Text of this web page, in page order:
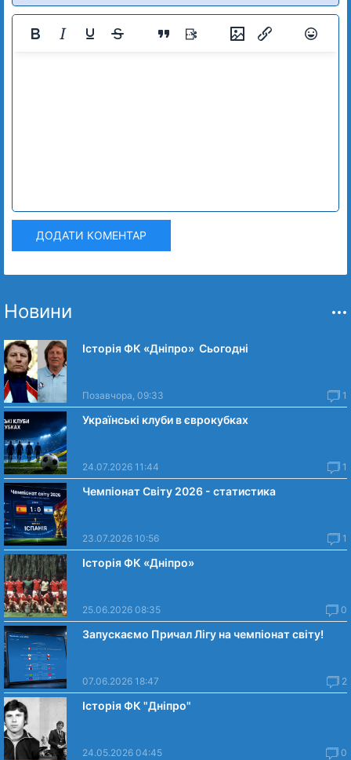
ДОДАТИ КОМЕНТАР
Новини
Історія ФК «Дніпро» Сьогодні
Позавчора, 09:33 1
Українські клуби в єврокубках
24.07.2026 11:44 1
Чемпіонат Світу 2026 - статистика
23.07.2026 10:56 1
Історія ФК «Дніпро»
25.06.2026 08:35 0
Запускаємо Причал Лігу на чемпіонат світу!
07.06.2026 18:47 2
Історія ФК "Дніпро"
24.05.2026 04:45 0